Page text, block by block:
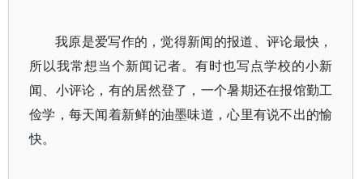
我原是爱写作的，觉得新闻的报道、评论最快，
所以我常想当个新闻记者。有时也写点学校的小新
闻、小评论，有的居然登了，一个暑期还在报馆勤工
俭学，每天闻着新鲜的油墨味道，心里有说不出的愉
快。